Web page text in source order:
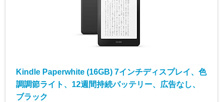
Kindle Paperwhite (16GB) 7インチディスプレイ、色
調調節ライト、12週間持続バッテリー、広告なし、
ブラック